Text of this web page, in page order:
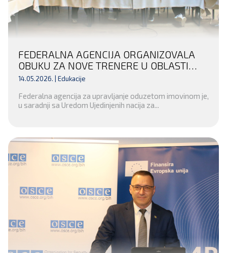
FEDERALNA AGENCIJA ORGANIZOVALA
OBUKU ZA NOVE TRENERE U OBLASTI
FINANSIJSKIH ISTRAGA I ODUZIMANJA
14.05.2026. | Edukacije
Federalna agencija za upravljanje oduzetom imovinom je,
u saradnji sa Uredom Ujedinjenih nacija za...